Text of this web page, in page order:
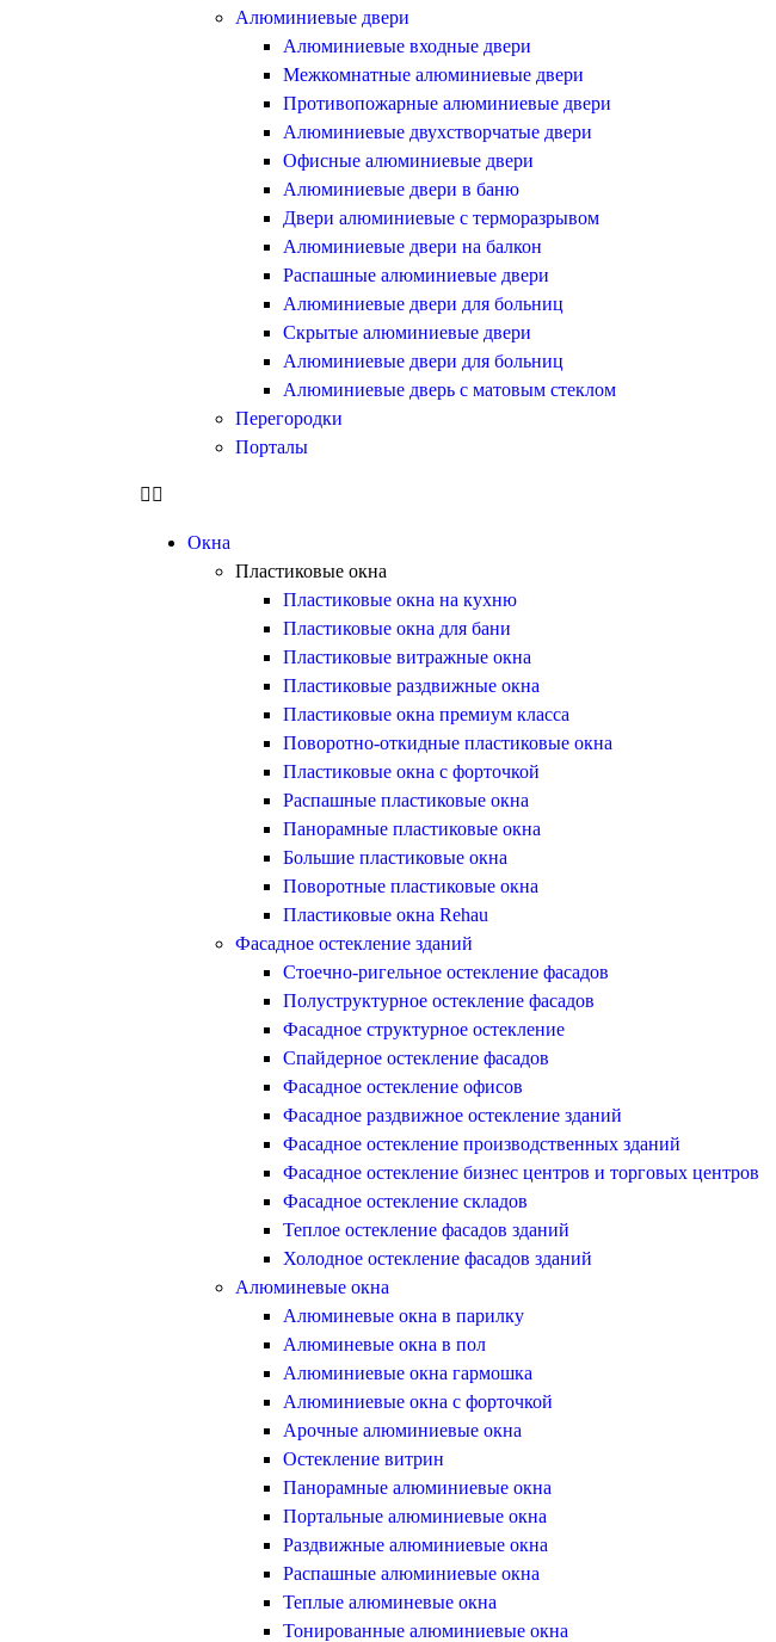
Алюминиевые двери
Алюминиевые входные двери
Межкомнатные алюминиевые двери
Противопожарные алюминиевые двери
Алюминиевые двухстворчатые двери
Офисные алюминиевые двери
Алюминиевые двери в баню
Двери алюминиевые с терморазрывом
Алюминиевые двери на балкон
Распашные алюминиевые двери
Алюминиевые двери для больниц
Скрытые алюминиевые двери
Алюминиевые двери для больниц
Алюминиевые дверь с матовым стеклом
Перегородки
Порталы
Окна
Пластиковые окна
Пластиковые окна на кухню
Пластиковые окна для бани
Пластиковые витражные окна
Пластиковые раздвижные окна
Пластиковые окна премиум класса
Поворотно-откидные пластиковые окна
Пластиковые окна с форточкой
Распашные пластиковые окна
Панорамные пластиковые окна
Большие пластиковые окна
Поворотные пластиковые окна
Пластиковые окна Rehau
Фасадное остекление зданий
Стоечно-ригельное остекление фасадов
Полуструктурное остекление фасадов
Фасадное структурное остекление
Спайдерное остекление фасадов
Фасадное остекление офисов
Фасадное раздвижное остекление зданий
Фасадное остекление производственных зданий
Фасадное остекление бизнес центров и торговых центров
Фасадное остекление складов
Теплое остекление фасадов зданий
Холодное остекление фасадов зданий
Алюминевые окна
Алюминевые окна в парилку
Алюминевые окна в пол
Алюминиевые окна гармошка
Алюминиевые окна с форточкой
Арочные алюминиевые окна
Остекление витрин
Панорамные алюминиевые окна
Портальные алюминиевые окна
Раздвижные алюминиевые окна
Распашные алюминиевые окна
Теплые алюминевые окна
Тонированные алюминиевые окна